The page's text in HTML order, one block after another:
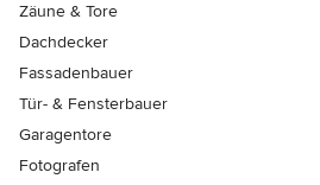
Zäune & Tore
Dachdecker
Fassadenbauer
Tür- & Fensterbauer
Garagentore
Fotografen